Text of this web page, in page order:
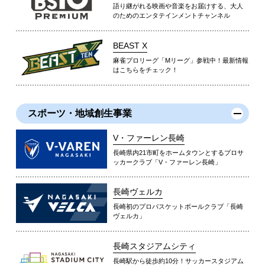
語り継がれる映画や音楽をお届けする、大人
のためのエンタテインメントチャンネル
BEAST X
麻雀プロリーグ「Mリーグ」参戦中！最新情報
はこちらをチェック！
スポーツ・地域創生事業
V・ファーレン長崎
長崎県内21市町をホームタウンとするプロサ
ッカークラブ「V・ファーレン長崎」
長崎ヴェルカ
長崎初のプロバスケットボールクラブ「長崎
ヴェルカ」
長崎スタジアムシティ
長崎駅から徒歩約10分！サッカースタジアム